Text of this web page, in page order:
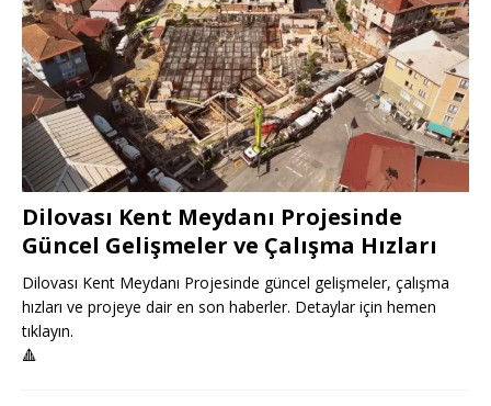
Dilovası Kent Meydanı Projesinde
Güncel Gelişmeler ve Çalışma Hızları
Dilovası Kent Meydanı Projesinde güncel gelişmeler, çalışma
hızları ve projeye dair en son haberler. Detaylar için hemen
tıklayın.
🔺